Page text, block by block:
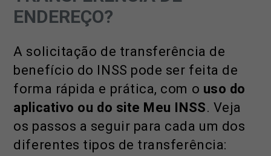
ENDEREÇO?
A solicitação de transferência de
benefício do INSS pode ser feita de
forma rápida e prática, com o uso do
aplicativo ou do site Meu INSS. Veja
os passos a seguir para cada um dos
diferentes tipos de transferência: